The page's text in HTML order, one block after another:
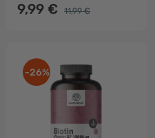
9,99 € 11,99 €
-26%